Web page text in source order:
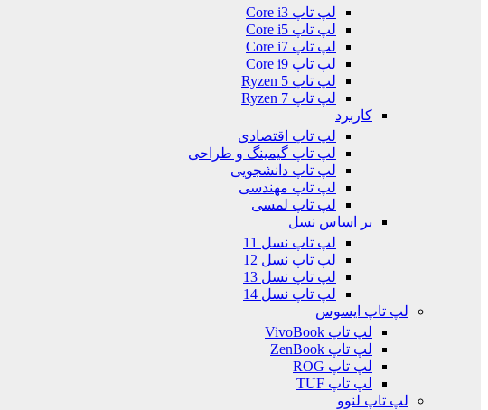
لپ تاپ Core i3
لپ تاپ Core i5
لپ تاپ Core i7
لپ تاپ Core i9
لپ تاپ Ryzen 5
لپ تاپ Ryzen 7
کاربرد
لپ تاپ اقتصادی
لپ تاپ گیمینگ و طراحی
لپ تاپ دانشجویی
لپ تاپ مهندسی
لپ تاپ لمسی
بر اساس نسل
لپ تاپ نسل 11
لپ تاپ نسل 12
لپ تاپ نسل 13
لپ تاپ نسل 14
لپ تاپ ایسوس
لپ تاپ VivoBook
لپ تاپ ZenBook
لپ تاپ ROG
لپ تاپ TUF
لپ تاپ لنوو